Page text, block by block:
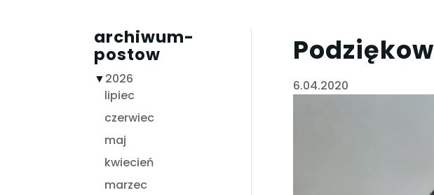
archiwum-
postow
▼2026
lipiec
czerwiec
maj
kwiecień
marzec
6.04.2020